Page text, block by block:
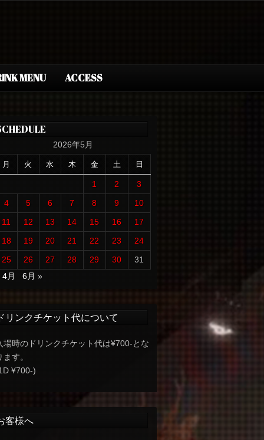
MENU ACCESS
2026年5月
月 火 水 木 金 土 日
1 2
3
4
5 6 7 8 9
10
11
12 13 14 15 16
17
18
19 20 21 22 23
24
25
26 27 28 29 30
31
4月
6月 »
リンクチケット代について
場時のドリンクチケット代は¥700-とな
ます。
¥700-)
客様へ